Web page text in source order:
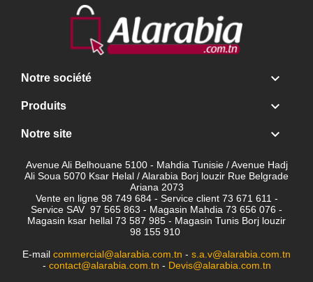
Notre société 
Produits 
Notre site 
Avenue Ali Belhouane 5100 - Mahdia Tunisie / Avenue Hadj
Ali Soua 5070 Ksar Helal / Alarabia Borj louzir Rue Belgrade
Ariana 2073
Vente en ligne 98 749 684 - Service client 73 671 611 -
Service SAV 97 565 863 - Magasin Mahdia 73 656 076 -
Magasin ksar hellal 73 587 985 - Magasin Tunis Borj louzir
98 155 910
E-mail commercial@alarabia.com.tn - s.a.v@alarabia.com.tn
- contact@alarabia.com.tn - Devis@alarabia.com.tn